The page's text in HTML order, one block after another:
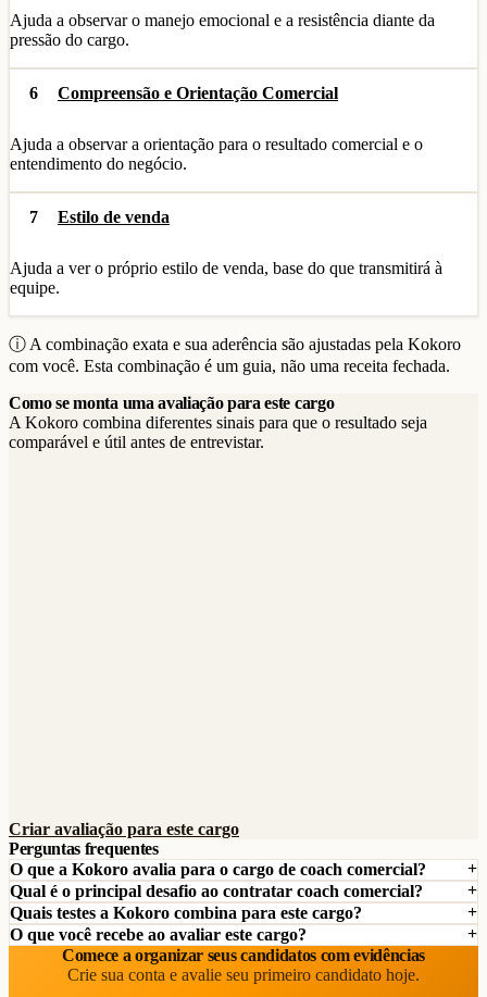
Ajuda a observar o manejo emocional e a resistência diante da
pressão do cargo.
6 Compreensão e Orientação Comercial
Ajuda a observar a orientação para o resultado comercial e o
entendimento do negócio.
7 Estilo de venda
Ajuda a ver o próprio estilo de venda, base do que transmitirá à
equipe.
ⓘ A combinação exata e sua aderência são ajustadas pela Kokoro
com você. Esta combinação é um guia, não uma receita fechada.
Como se monta uma avaliação para este cargo
A Kokoro combina diferentes sinais para que o resultado seja
comparável e útil antes de entrevistar.
Criar avaliação para este cargo
Perguntas frequentes
O que a Kokoro avalia para o cargo de coach comercial?
Qual é o principal desafio ao contratar coach comercial?
Quais testes a Kokoro combina para este cargo?
O que você recebe ao avaliar este cargo?
Comece a organizar seus candidatos com evidências
Crie sua conta e avalie seu primeiro candidato hoje.